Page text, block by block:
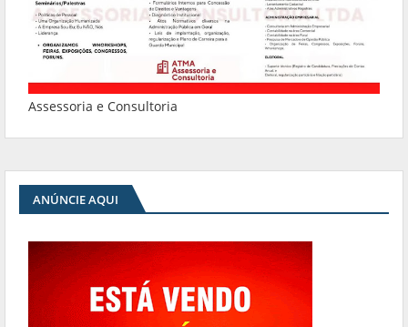
Assessoria e Consultoria
ANÚNCIE AQUI